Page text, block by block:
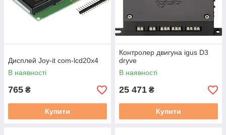
Дисплей Joy-it com-lcd20x4
В наявності
765 ₴
Купити
Контролер двигуна igus D3
dryve
В наявності
25 471 ₴
Купити